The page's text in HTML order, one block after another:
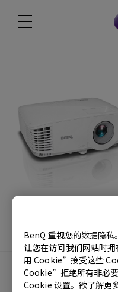
BenQ 重视您的数据隐私
让您在访问我们网站时
用 Cookie”接受这些
Cookie”拒绝所有非必
Cookie 设置。欲了解更
软件下载